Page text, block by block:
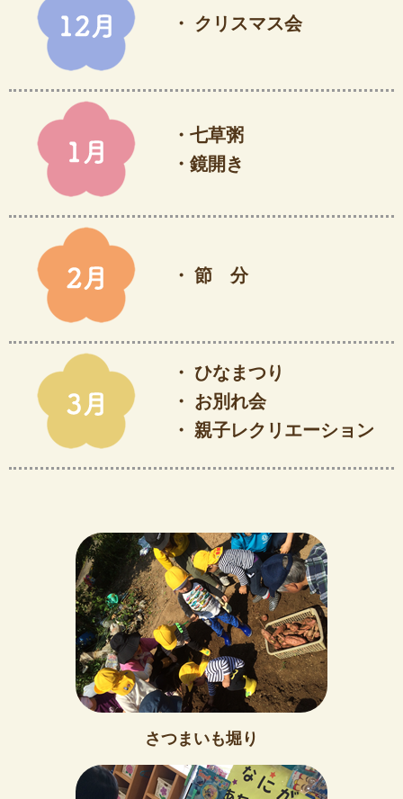
・ クリスマス会
・七草粥
・鏡開き
・ 節 分
・ ひなまつり
・ お別れ会
・ 親子レクリエーション
さつまいも堀り